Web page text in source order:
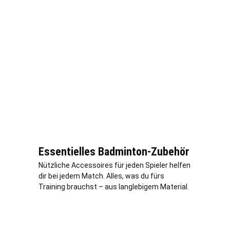
Essentielles Badminton-Zubehör
Nützliche Accessoires für jeden Spieler helfen
dir bei jedem Match. Alles, was du fürs
Training brauchst – aus langlebigem Material.